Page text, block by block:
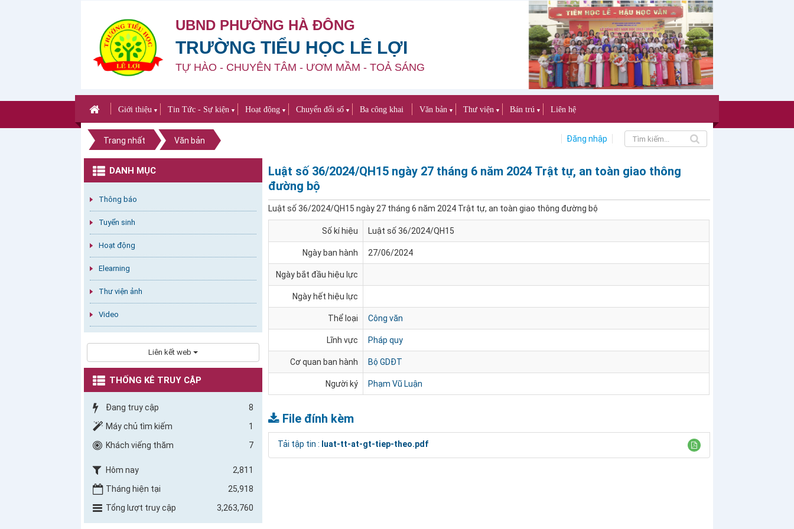
UBND PHƯỜNG HÀ ĐÔNG
TRƯỜNG TIỂU HỌC LÊ LỢI
TỰ HÀO - CHUYÊN TÂM - ƯƠM MẦM - TOẢ SÁNG
Giới thiệu ▼ Tin Tức - Sự kiện ▼ Hoạt động ▼ Chuyển đổi số ▼ Ba công khai Văn bản ▼ Thư viện ▼ Bán trú ▼ Liên hệ
Trang nhất Văn bản Đăng nhập
Luật số 36/2024/QH15 ngày 27 tháng 6 năm 2024 Trật tự, an toàn giao thông
đường bộ
Luật số 36/2024/QH15 ngày 27 tháng 6 năm 2024 Trật tự, an toàn giao thông đường bộ
Số kí hiệu Luật số 36/2024/QH15
Ngày ban hành 27/06/2024
Ngày bắt đầu hiệu lực
Ngày hết hiệu lực
Thể loại Công văn
Lĩnh vực Pháp quy
Cơ quan ban hành Bộ GDĐT
Người ký Phạm Vũ Luận
File đính kèm
Tải tập tin : luat-tt-at-gt-tiep-theo.pdf
DANH MỤC
Thông báo
Tuyển sinh
Hoạt động
Elearning
Thư viện ảnh
Video
Liên kết web
THỐNG KÊ TRUY CẬP
Đang truy cập
8
Máy chủ tìm kiếm
1
Khách viếng thăm
7
Hôm nay
2,811
Tháng hiện tại
25,918
Tổng lượt truy cập
3,263,760